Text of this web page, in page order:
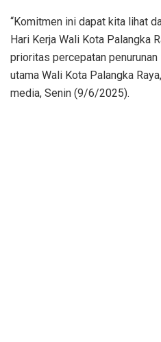
“Komitmen ini dapat kita lihat
Hari Kerja Wali Kota Palangka
prioritas percepatan
utama Wali Kota Palangka
media, Senin (9/6/2025).